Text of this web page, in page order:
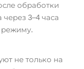
обработки
3–4 часа
не только на